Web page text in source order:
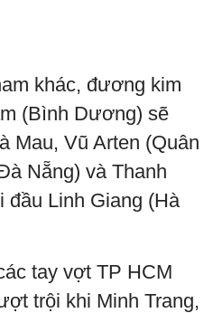
khác, đương kim
(Bình Dương) sẽ
Mau, Vũ Arten (Quân
Nẵng) và Thanh
đầu Linh Giang (Hà
tay vợt TP HCM
trội khi Minh Trang,